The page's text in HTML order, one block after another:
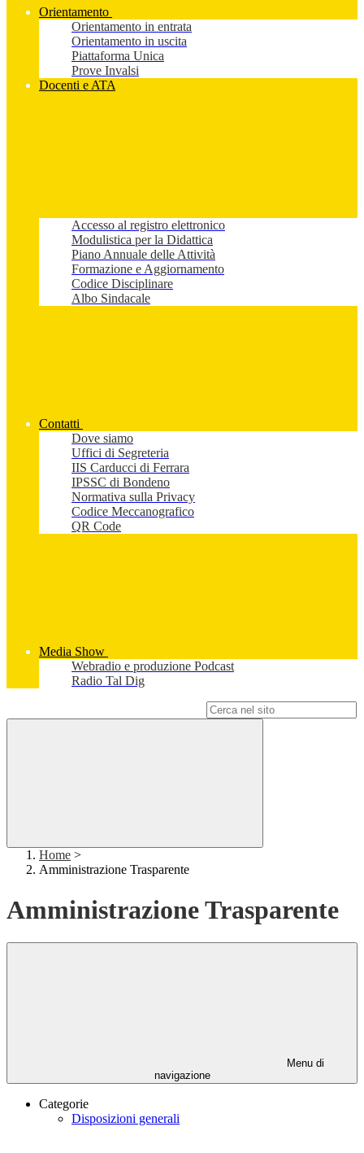
Orientamento
Orientamento in entrata
Orientamento in uscita
Piattaforma Unica
Prove Invalsi
Docenti e ATA
Accesso al registro elettronico
Modulistica per la Didattica
Piano Annuale delle Attività
Formazione e Aggiornamento
Codice Disciplinare
Albo Sindacale
Contatti
Dove siamo
Uffici di Segreteria
IIS Carducci di Ferrara
IPSSC di Bondeno
Normativa sulla Privacy
Codice Meccanografico
QR Code
Media Show
Webradio e produzione Podcast
Radio Tal Dig
Home >
Amministrazione Trasparente
Amministrazione Trasparente
Menu di
navigazione
Categorie
Disposizioni generali